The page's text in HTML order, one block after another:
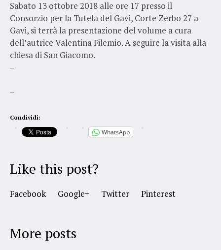
Sabato 13 ottobre 2018 alle ore 17 presso il
Consorzio per la Tutela del Gavi, Corte Zerbo 27 a
Gavi, si terrà la presentazione del volume a cura
dell’autrice Valentina Filemio. A seguire la visita alla
chiesa di San Giacomo.
–
–
Condividi:
WhatsApp
Like this post?
Facebook Google+ Twitter Pinterest
More posts